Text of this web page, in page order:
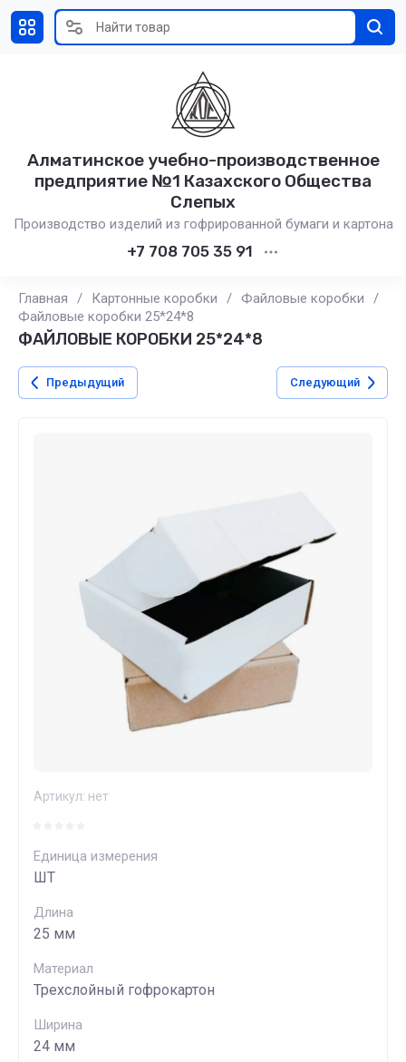
Алматинское учебно-производственное
предприятие №1 Казахского Общества
Слепых
Производство изделий из гофрированной бумаги и картона
+7 708 705 35 91
Главная / Картонные коробки / Файловые коробки
/
Файловые коробки 25*24*8
ФАЙЛОВЫЕ КОРОБКИ 25*24*8
Предыдущий Следующий
Артикул: нет
Единица измерения
ШТ
Длина
25 мм
Материал
Трехслойный гофрокартон
Ширина
24 мм